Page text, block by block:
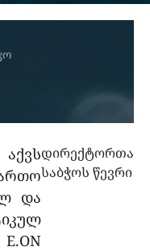
და
დირექტორთა
საბჭოს წევრი